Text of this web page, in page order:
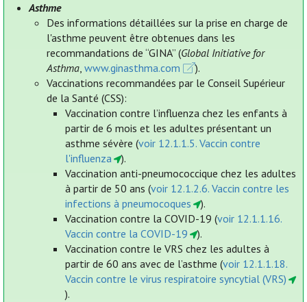
Asthme
Des informations détaillées sur la prise en charge de
l'asthme peuvent être obtenues dans les
recommandations de “GINA” (Global Initiative for
Asthma,www.ginasthma.com
).
Vaccinations recommandées par le Conseil Supérieur
de la Santé (CSS):
Vaccination contre l’influenza chez les enfants à
partir de 6 mois et les adultes présentant un
asthme sévère (voir 12.1.1.5. Vaccin contre
l'influenza
).
Vaccination anti-pneumococcique chez les adultes
à partir de 50 ans (voir 12.1.2.6. Vaccin contre les
infections à pneumocoques
).
Vaccination contre la COVID-19 (voir 12.1.1.16.
Vaccin contre la COVID-19
).
Vaccination contre le VRS chez les adultes à
partir de 60 ans avec de l’asthme (voir 12.1.1.18.
Vaccin contre le virus respiratoire syncytial (VRS)
).